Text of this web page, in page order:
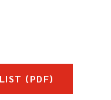
(PDF)